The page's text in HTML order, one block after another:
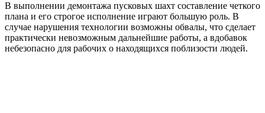
В выполнении демонтажа пусковых шахт составление четкого
плана и его строгое исполнение играют большую роль. В
случае нарушения технологии возможны обвалы, что сделает
практически невозможным дальнейшие работы, а вдобавок
небезопасно для рабочих о находящихся поблизости людей.